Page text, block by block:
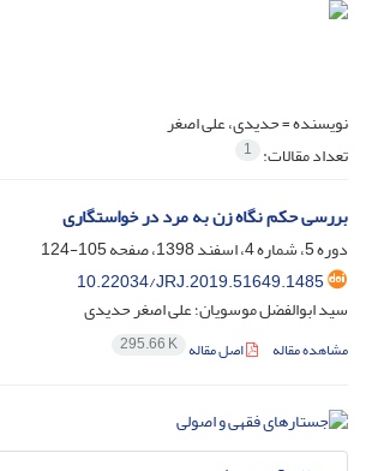
نویسنده =حدیدی، علی اصغر
تعداد مقالات: 1
بررسی حکم نگاه زن به مرد در خواستگاری
دوره 5، شماره 4، اسفند 1398، صفحه
105-124
10.22034/JRJ.2019.51649.1485
سید ابوالفضل موسویان؛ علی اصغر حدیدی
مشاهده مقاله اصل مقاله 295.66 K